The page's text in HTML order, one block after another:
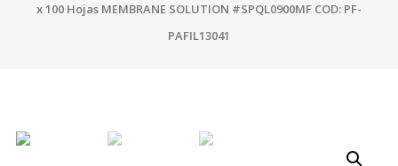
x 100 Hojas MEMBRANE SOLUTION #SPQL0900MF COD: PF-
PAFIL13041